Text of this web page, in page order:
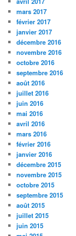
mars 2017
février 2017
janvier 2017
décembre 2016
novembre 2016
octobre 2016
septembre 2016
août 2016
juillet 2016
juin 2016
mai 2016
avril 2016
mars 2016
février 2016
janvier 2016
décembre 2015
novembre 2015
octobre 2015
septembre 2015
août 2015
juillet 2015
juin 2015